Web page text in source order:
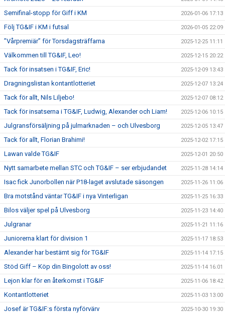
Semifinal-stopp för Giff i KM 2026-01-06 17:13
Följ TG&IF i KM i futsal 2026-01-05 22:09
”Vårpremiär” för Torsdagsträffarna 2025-12-25 11:11
Välkommen till TG&IF, Leo! 2025-12-15 20:22
Tack för insatsen i TG&IF, Eric! 2025-12-09 13:43
Dragningslistan kontantlotteriet 2025-12-07 13:24
Tack för allt, Nils Liljebo! 2025-12-07 08:12
Tack för insatserna i TG&IF, Ludwig, Alexander och Liam! 2025-12-06 10:15
Julgransförsäljning på julmarknaden – och Ulvesborg 2025-12-05 13:47
Tack för allt, Florian Brahimi! 2025-12-02 17:15
Lawan valde TG&IF 2025-12-01 20:50
Nytt samarbete mellan STC och TG&IF – ser erbjudandet 2025-11-28 14:14
Isac fick Junorbollen när P18-laget avslutade säsongen 2025-11-26 11:06
Bra motstånd väntar TG&IF i nya Vinterligan 2025-11-25 16:33
Bilos väljer spel på Ulvesborg 2025-11-23 14:40
Julgranar 2025-11-21 11:16
Juniorerna klart för division 1 2025-11-17 18:53
Alexander har bestämt sig för TG&IF 2025-11-14 17:15
Stöd Giff – Köp din Bingolott av oss! 2025-11-14 16:01
Lejon klar för en återkomst i TG&IF 2025-11-06 18:42
Kontantlotteriet 2025-11-03 13:00
Josef är TG&IF:s första nyförvärv 2025-10-30 19:30